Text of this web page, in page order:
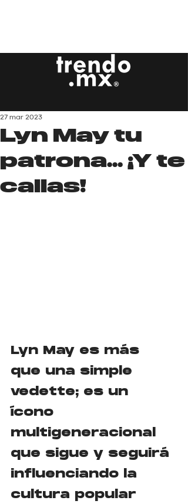
Lyn May tu
patrona... ¡Y te
callas!
27 mar 2023
Lyn May es más
que una simple
vedette; es un
ícono
multigeneracional
que sigue y seguirá
influenciando la
cultura popular